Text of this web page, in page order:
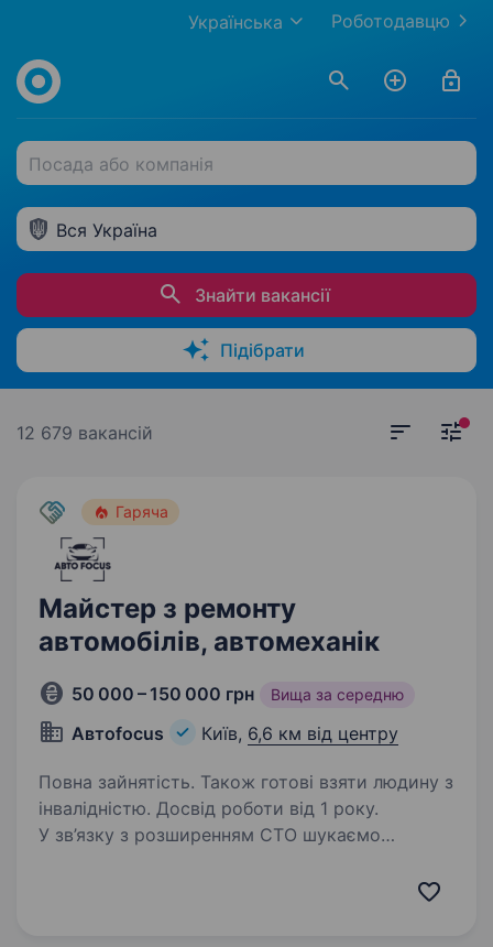
Роботодавцю
Українська
Посада або компанія
Вся Україна
Знайти вакансії
Підібрати
12 679 вакансій
Гаряча
Майстер з ремонту
автомобілів, автомеханік
50 000 – 150 000 грн Вища за середню
Автоfocus Київ, 6,6 км від центру
Повна зайнятість. Також готові взяти людину з
інвалідністю. Досвід роботи від 1 року.
У зв’язку з розширенням СТО шукаємо